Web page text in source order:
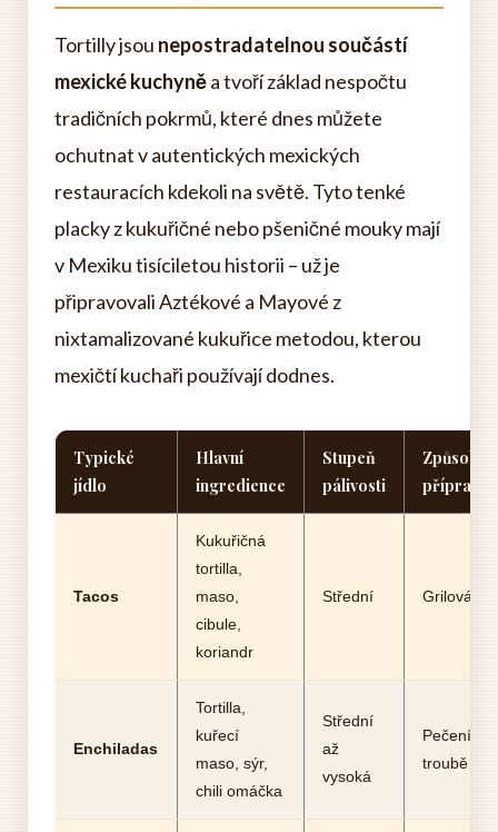
Tortilly jsou nepostradatelnou součástí
mexické kuchyněa tvoří základ nespočtu
tradičních pokrmů, které dnes můžete
ochutnat v autentických mexických
restauracích kdekoli na světě. Tyto tenké
placky z kukuřičné nebo pšeničné mouky mají
v Mexiku tisíciletou historii – už je
připravovali Aztékové a Mayové z
nixtamalizované kukuřice metodou, kterou
mexičtí kuchaři používají dodnes.
Typické
jídlo
Hlavní
ingredience
Stupeň
pálivosti
Způsob
přípravy
Tacos
Kukuřičná
tortilla,
maso,
cibule,
koriandr
Střední Grilování
Enchiladas
Tortilla,
kuřecí
maso, sýr,
chili omáčka
Střední
až
vysoká
Pečení v
troubě